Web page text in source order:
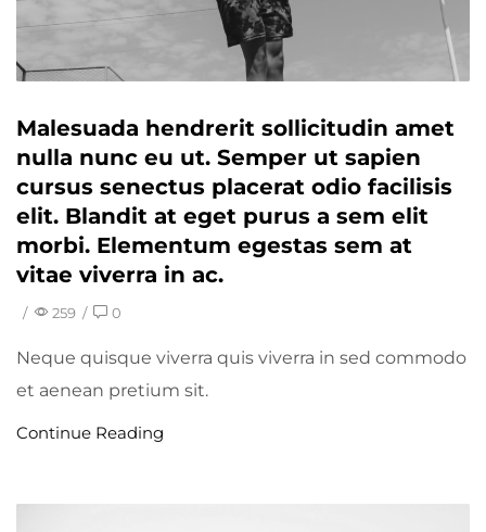
Malesuada hendrerit sollicitudin amet
nulla nunc eu ut. Semper ut sapien
cursus senectus placerat odio facilisis
elit. Blandit at eget purus a sem elit
morbi. Elementum egestas sem at
vitae viverra in ac.
/ 259 / 0
Neque quisque viverra quis viverra in sed commodo
et aenean pretium sit.
Continue Reading